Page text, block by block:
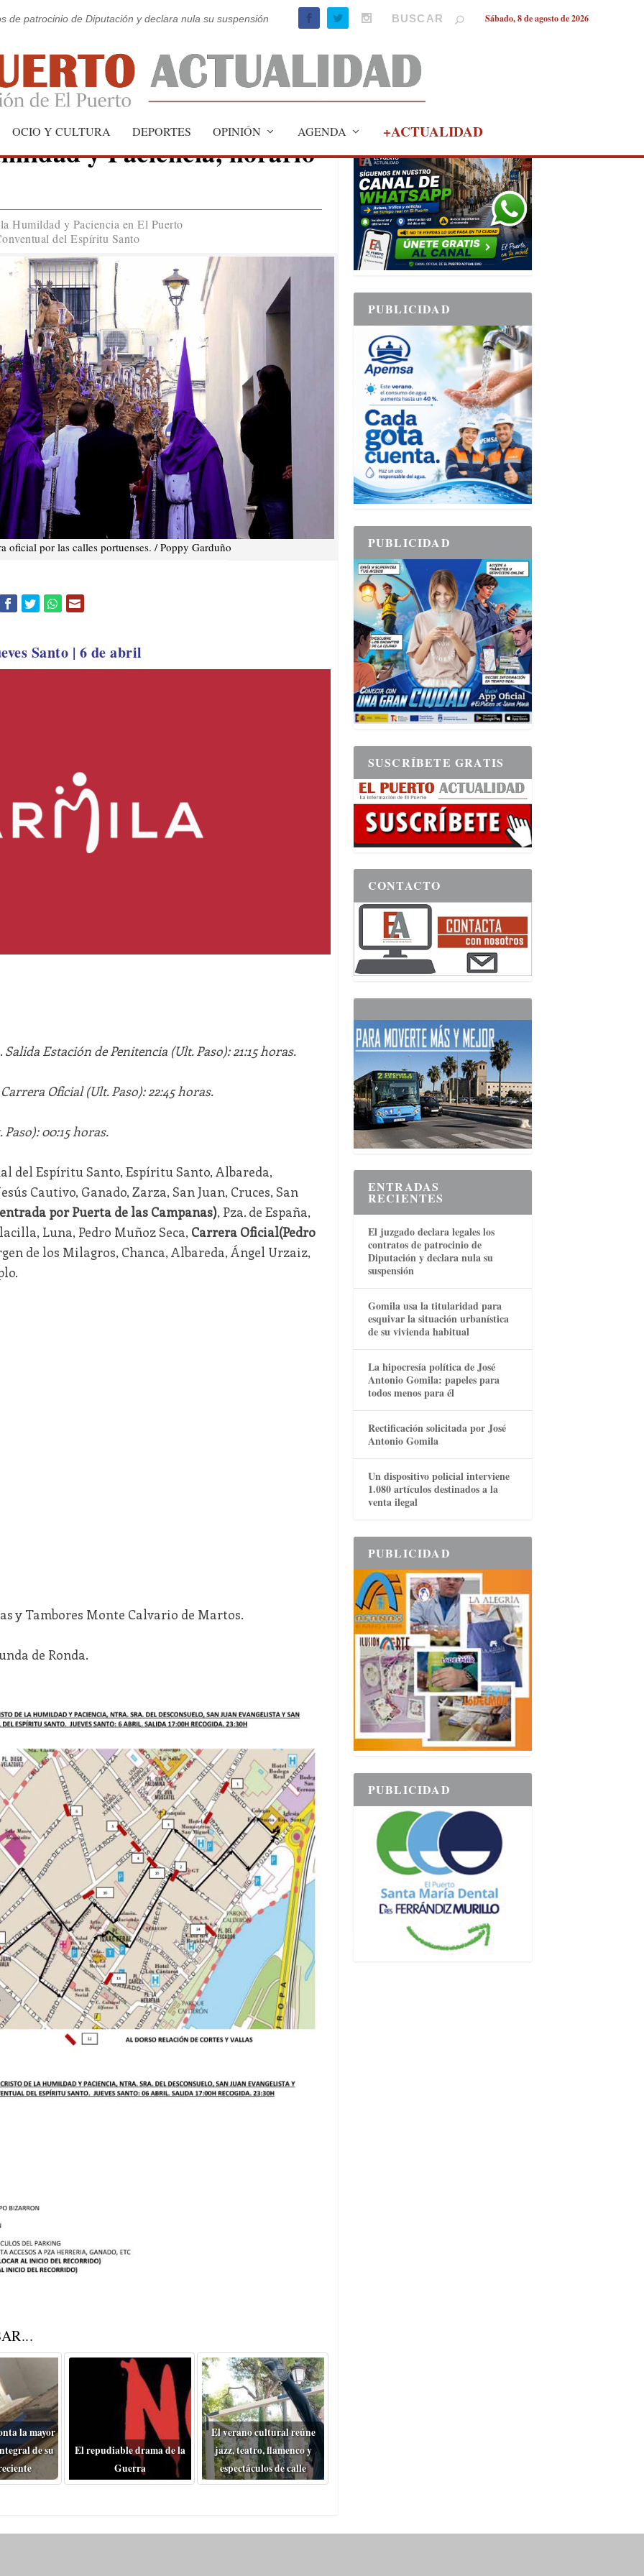
de patrocinio de Diputación y declara nula su suspensión Sábado, 8 de agosto de 2026
OCIO Y CULTURA DEPORTES OPINIÓN AGENDA +ACTUALIDAD
y Paciencia, horario
Humildad y Paciencia en El Puerto
del Espíritu Santo
oficial por las calles portuenses. / Poppy Garduño
Santo | 6 de abril
Salida Estación de Penitencia (Ult. Paso): 21:15 horas.
Oficial (Ult. Paso): 22:45 horas.
00:15 horas.
del Espíritu Santo, Espíritu Santo, Albareda,
Cautivo, Ganado, Zarza, San Juan, Cruces, San
por Puerta de las Campanas), Pza. de España,
Luna, Pedro Muñoz Seca, Carrera Oficial(Pedro
de los Milagros, Chanca, Albareda, Ángel Urzaiz,
y Tambores Monte Calvario de Martos.
de Ronda.
la mayor
de su
El repudiable drama de la
Guerra
El verano cultural reúne
jazz, teatro, flamenco y
espectáculos de calle
PUBLICIDAD
PUBLICIDAD
PUBLICIDAD
SUSCRÍBETE GRATIS
CONTACTO
ENTRADAS
RECIENTES
El juzgado declara legales los
contratos de patrocinio de
Diputación y declara nula su
suspensión
Gomila usa la titularidad para
esquivar la situación urbanística
de su vivienda habitual
La hipocresía política de José
Antonio Gomila: papeles para
todos menos para él
Rectificación solicitada por José
Antonio Gomila
Un dispositivo policial interviene
1.080 artículos destinados a la
venta ilegal
PUBLICIDAD
PUBLICIDAD